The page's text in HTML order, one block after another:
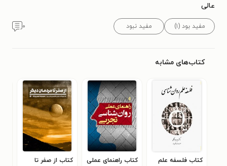
عالی
مفید بود (۱) مفید نبود ۰
کتاب‌های مشابه
کتاب فلسفه‌ علم
کتاب راهنمای عملی
کتاب از صفر تا